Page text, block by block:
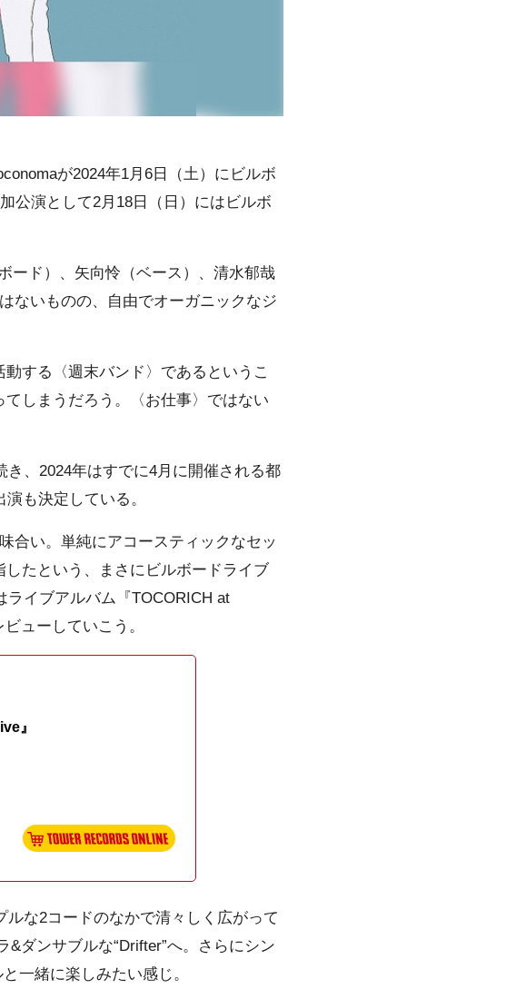
が2024年1月6日（土）にビルボ
公演として2月18日（日）にはビルボ
ード）、矢向怜（ベース）、清水郁哉
ないものの、自由でオーガニックなジ
する〈週末バンド〉であるというこ
しまうだろう。〈お仕事〉ではない
、2024年はすでに4月に開催される都
も決定している。
合い。単純にアコースティックなセッ
たという、まさにビルボードライブ
イブアルバム『TOCORICH at
ューしていこう。
』
ルな2コードのなかで清々しく広がって
&ダンサブルな“Drifter”へ。さらにシン
一緒に楽しみたい感じ。